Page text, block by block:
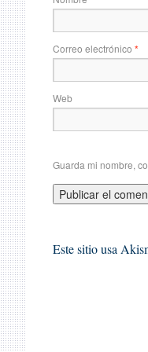
Correo electrónico *
Web
Guarda mi nombre,
Este sitio usa